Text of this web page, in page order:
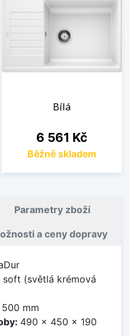
Bílá
Cena
6 561 Kč
Běžně skladem
Parametry zboží
a ceny dopravy
soft (světlá krémová
mm
490 x 450 x 190